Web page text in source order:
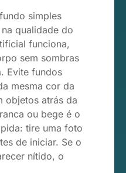
simples
qualidade do
funciona,
sem sombras
Evite fundos
mesma cor da
objetos atrás da
ou bege é o
tire uma foto
de iniciar. Se o
nítido, o